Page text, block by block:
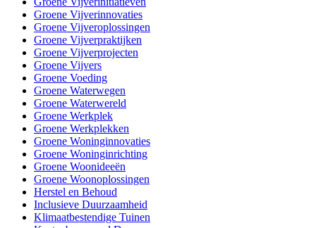
Groene Vijverinnovaties
Groene Vijveroplossingen
Groene Vijverpraktijken
Groene Vijverprojecten
Groene Vijvers
Groene Voeding
Groene Waterwegen
Groene Waterwereld
Groene Werkplek
Groene Werkplekken
Groene Woninginnovaties
Groene Woninginrichting
Groene Woonideeën
Groene Woonoplossingen
Herstel en Behoud
Inclusieve Duurzaamheid
Klimaatbestendige Tuinen